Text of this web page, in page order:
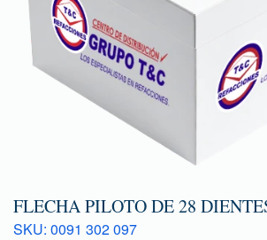
FLECHA PILOTO DE 28
SKU: 0091 302 097